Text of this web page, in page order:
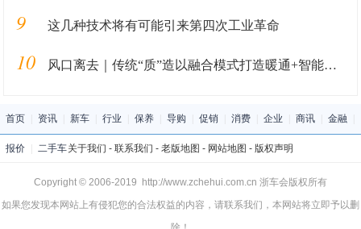
9 这几种技术将有可能引来第四次工业革命
10 风口离去｜传统“质”造以融合模式打造暖通+智能家居线下采购体验
首页 资讯 新车 行业 保养 导购 促销 消费 企业 商讯 金融
报价 二手车关于我们 - 联系我们 - 老版地图 - 网站地图 - 版权声明
Copyright © 2006-2019 http://www.zchehui.com.cn 浙车会版权所有
如果您发现本网站上有侵犯您的合法权益的内容，请联系我们，本网站将立即予以删